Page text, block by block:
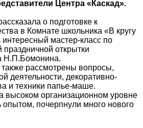
Центра «Каскад».
о подготовке к
в Комнате школьника «В кругу
интересный мастер-класс по
открытки
Н.П.Бомонина.
рассмотрены вопросы,
деятельности, декоративно-
и техники папье-маше.
высоком организационном уровне
опытом, почерпнули много нового